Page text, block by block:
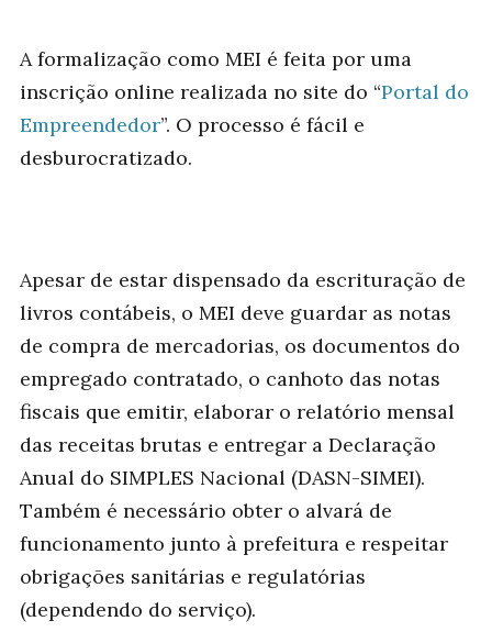
A formalização como MEI é feita por uma
inscrição online realizada no site do “Portal do
Empreendedor”. O processo é fácil e
desburocratizado.
Apesar de estar dispensado da escrituração de
livros contábeis, o MEI deve guardar as notas
de compra de mercadorias, os documentos do
empregado contratado, o canhoto das notas
fiscais que emitir, elaborar o relatório mensal
das receitas brutas e entregar a Declaração
Anual do SIMPLES Nacional (DASN-SIMEI).
Também é necessário obter o alvará de
funcionamento junto à prefeitura e respeitar
obrigações sanitárias e regulatórias
(dependendo do serviço).